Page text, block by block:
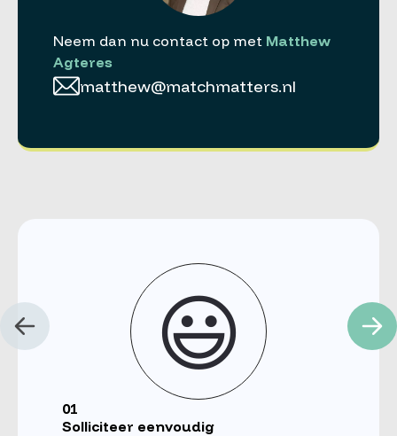
Neem dan nu contact op met Matthew
Agteres
matthew@matchmatters.nl
😃
01
Solliciteer eenvoudig